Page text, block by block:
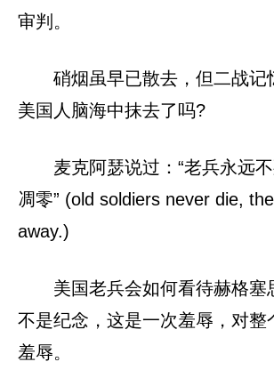
审判。
硝烟虽早已散去，但二战记
美国人脑海中抹去了吗?
麦克阿瑟说过：“老兵永远
凋零” (old soldiers never die,
away.)
美国老兵会如何看待赫格塞
不是纪念，这是一次羞辱，对整
羞辱。